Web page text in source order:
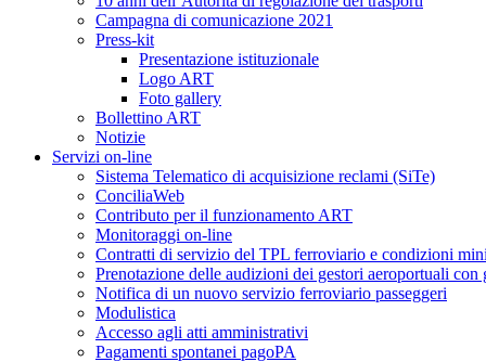
Campagna di comunicazione 2021
Press-kit
Presentazione istituzionale
Logo ART
Foto gallery
Bollettino ART
Notizie
Servizi on-line
Sistema Telematico di acquisizione reclami (SiTe)
ConciliaWeb
Contributo per il funzionamento ART
Monitoraggi on-line
Contratti di servizio del TPL ferroviario e condizioni
Prenotazione delle audizioni dei gestori aeroportuali con
Notifica di un nuovo servizio ferroviario passeggeri
Modulistica
Accesso agli atti amministrativi
Pagamenti spontanei pagoPA